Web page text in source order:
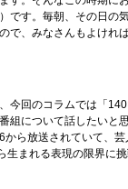
です。毎朝、その日の
で、みなさんもよけれ
今回のコラムでは「
組について話したいと
から放送されていて、
まれる表現の限界に挑